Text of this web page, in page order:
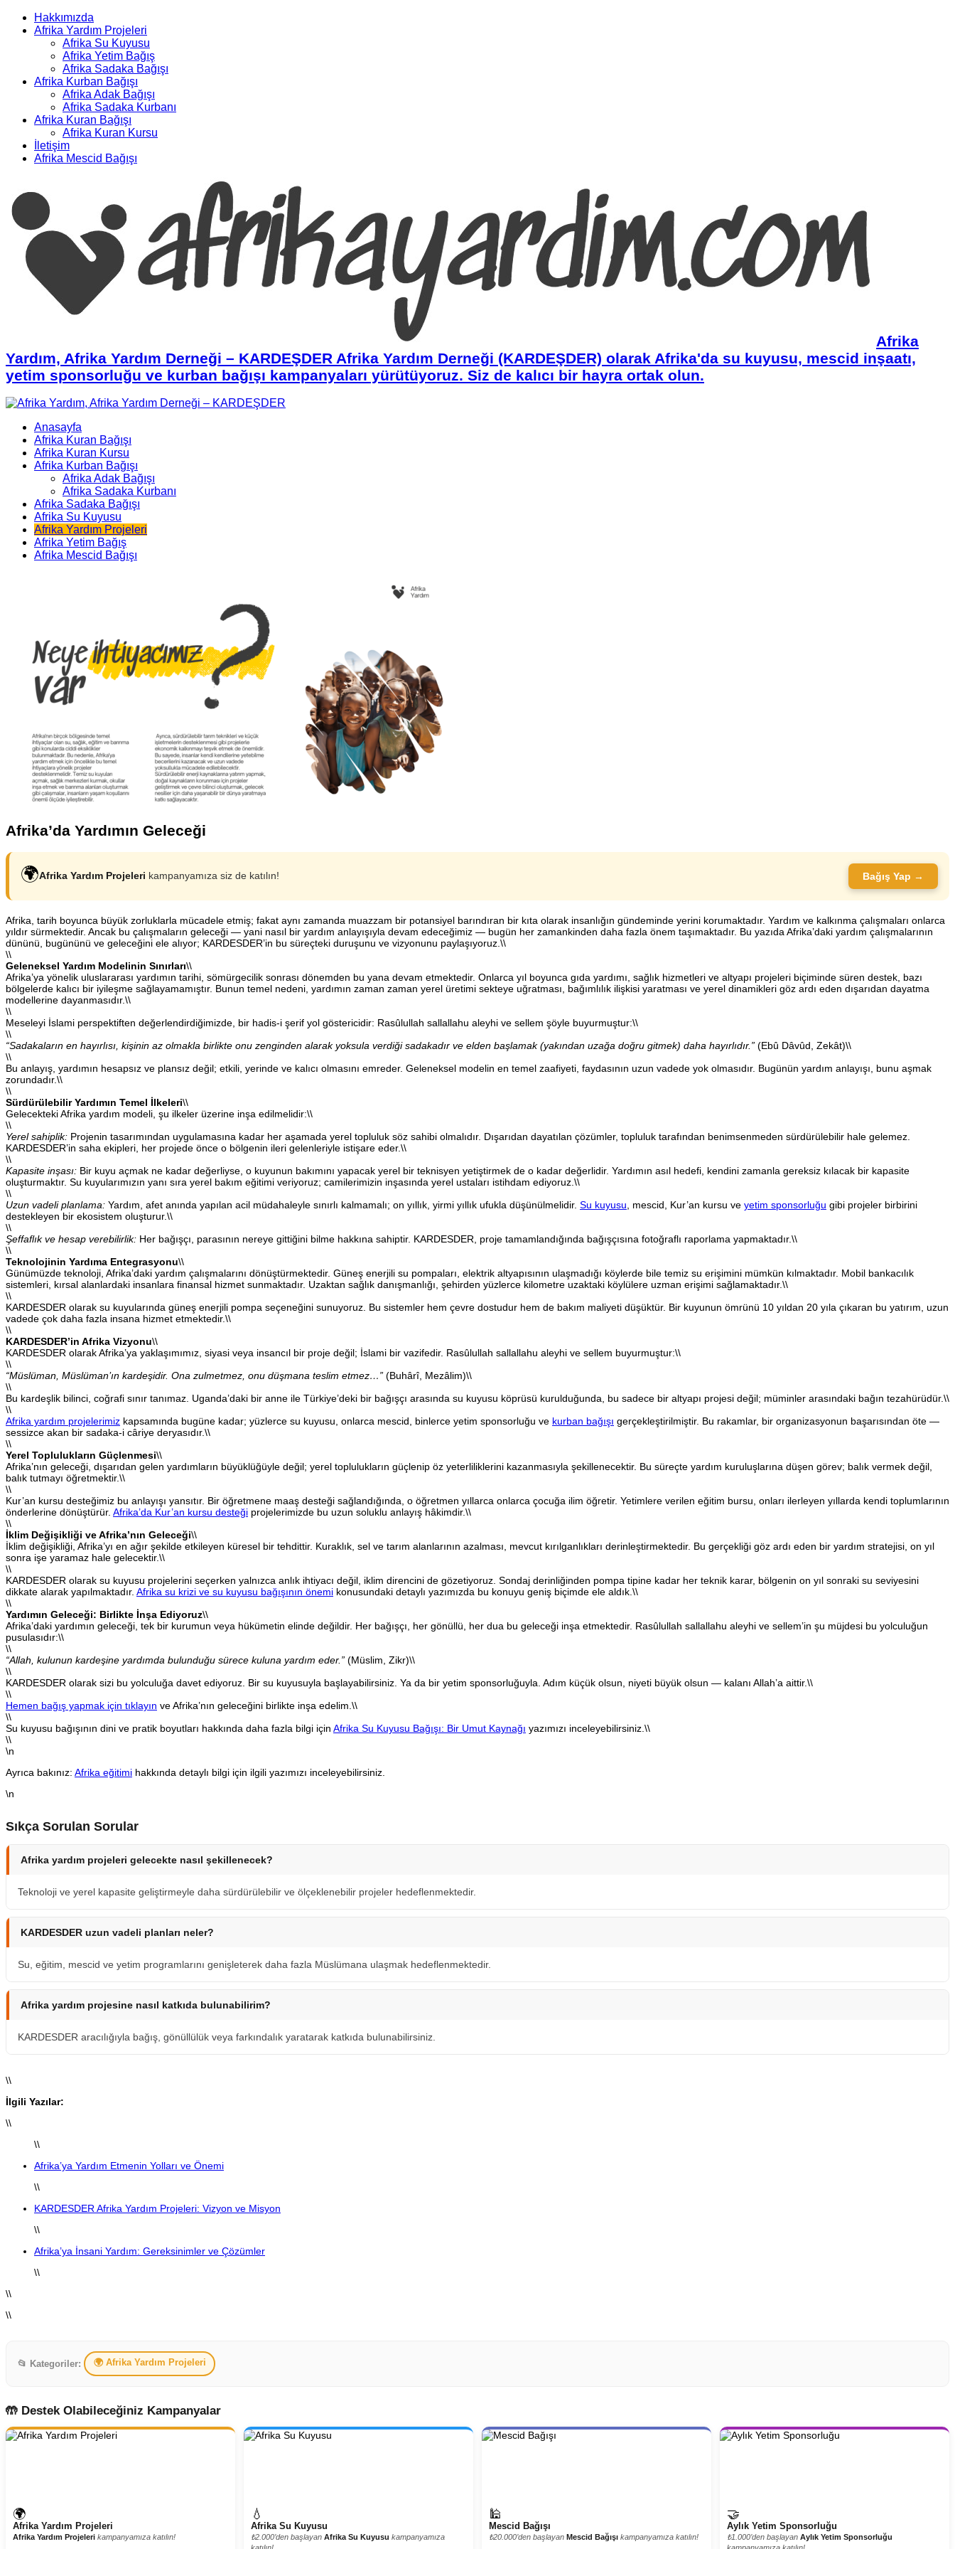
Hakkımızda
Afrika Yardım Projeleri
Afrika Su Kuyusu
Afrika Yetim Bağış
Afrika Sadaka Bağışı
Afrika Kurban Bağışı
Afrika Adak Bağışı
Afrika Sadaka Kurbanı
Afrika Kuran Bağışı
Afrika Kuran Kursu
İletişim
Afrika Mescid Bağışı
Afrika
Yardım, Afrika Yardım Derneği – KARDEŞDER Afrika Yardım Derneği (KARDEŞDER) olarak Afrika'da su kuyusu, mescid inşaatı,
yetim sponsorluğu ve kurban bağışı kampanyaları yürütüyoruz. Siz de kalıcı bir hayra ortak olun.
Anasayfa
Afrika Kuran Bağışı
Afrika Kuran Kursu
Afrika Kurban Bağışı
Afrika Adak Bağışı
Afrika Sadaka Kurbanı
Afrika Sadaka Bağışı
Afrika Su Kuyusu
Afrika Yardım Projeleri
Afrika Yetim Bağış
Afrika Mescid Bağışı
Afrika’da Yardımın Geleceği
🌍Afrika Yardım Projeleri kampanyamıza siz de katılın! Bağış Yap →
Afrika, tarih boyunca büyük zorluklarla mücadele etmiş; fakat aynı zamanda muazzam bir potansiyel barındıran bir kıta olarak insanlığın gündeminde yerini korumaktadır. Yardım ve kalkınma çalışmaları onlarca
yıldır sürmektedir. Ancak bu çalışmaların geleceği — yani nasıl bir yardım anlayışıyla devam edeceğimiz — bugün her zamankinden daha fazla önem taşımaktadır. Bu yazıda Afrika’daki yardım çalışmalarının
dününü, bugününü ve geleceğini ele alıyor; KARDESDER’in bu süreçteki duruşunu ve vizyonunu paylaşıyoruz.\\
\\
Geleneksel Yardım Modelinin Sınırları\\
Afrika’ya yönelik uluslararası yardımın tarihi, sömürgecilik sonrası dönemden bu yana devam etmektedir. Onlarca yıl boyunca gıda yardımı, sağlık hizmetleri ve altyapı projeleri biçiminde süren destek, bazı
bölgelerde kalıcı bir iyileşme sağlayamamıştır. Bunun temel nedeni, yardımın zaman zaman yerel üretimi sekteye uğratması, bağımlılık ilişkisi yaratması ve yerel dinamikleri göz ardı eden dışarıdan dayatma
modellerine dayanmasıdır.\\
\\
Meseleyi İslami perspektiften değerlendirdiğimizde, bir hadis-i şerif yol göstericidir: Rasûlullah sallallahu aleyhi ve sellem şöyle buyurmuştur:\\
\\
“Sadakaların en hayırlısı, kişinin az olmakla birlikte onu zenginden alarak yoksula verdiği sadakadır ve elden başlamak (yakından uzağa doğru gitmek) daha hayırlıdır.” (Ebû Dâvûd, Zekât)\\
\\
Bu anlayış, yardımın hesapsız ve plansız değil; etkili, yerinde ve kalıcı olmasını emreder. Geleneksel modelin en temel zaafiyeti, faydasının uzun vadede yok olmasıdır. Bugünün yardım anlayışı, bunu aşmak
zorundadır.\\
\\
Sürdürülebilir Yardımın Temel İlkeleri\\
Gelecekteki Afrika yardım modeli, şu ilkeler üzerine inşa edilmelidir:\\
\\
Yerel sahiplik: Projenin tasarımından uygulamasına kadar her aşamada yerel topluluk söz sahibi olmalıdır. Dışarıdan dayatılan çözümler, topluluk tarafından benimsenmeden sürdürülebilir hale gelemez.
KARDESDER’in saha ekipleri, her projede önce o bölgenin ileri gelenleriyle istişare eder.\\
\\
Kapasite inşası: Bir kuyu açmak ne kadar değerliyse, o kuyunun bakımını yapacak yerel bir teknisyen yetiştirmek de o kadar değerlidir. Yardımın asıl hedefi, kendini zamanla gereksiz kılacak bir kapasite
oluşturmaktır. Su kuyularımızın yanı sıra yerel bakım eğitimi veriyoruz; camilerimizin inşasında yerel ustaları istihdam ediyoruz.\\
\\
Uzun vadeli planlama: Yardım, afet anında yapılan acil müdahaleyle sınırlı kalmamalı; on yıllık, yirmi yıllık ufukla düşünülmelidir. Su kuyusu , mescid, Kur’an kursu ve yetim sponsorluğu gibi projeler birbirini
destekleyen bir ekosistem oluşturur.\\
\\
Şeffaflık ve hesap verebilirlik: Her bağışçı, parasının nereye gittiğini bilme hakkına sahiptir. KARDESDER, proje tamamlandığında bağışçısına fotoğraflı raporlama yapmaktadır.\\
\\
Teknolojinin Yardıma Entegrasyonu\\
Günümüzde teknoloji, Afrika’daki yardım çalışmalarını dönüştürmektedir. Güneş enerjili su pompaları, elektrik altyapısının ulaşmadığı köylerde bile temiz su erişimini mümkün kılmaktadır. Mobil bankacılık
sistemleri, kırsal alanlardaki insanlara finansal hizmet sunmaktadır. Uzaktan sağlık danışmanlığı, şehirden yüzlerce kilometre uzaktaki köylülere uzman erişimi sağlamaktadır.\\
\\
KARDESDER olarak su kuyularında güneş enerjili pompa seçeneğini sunuyoruz. Bu sistemler hem çevre dostudur hem de bakım maliyeti düşüktür. Bir kuyunun ömrünü 10 yıldan 20 yıla çıkaran bu yatırım, uzun
vadede çok daha fazla insana hizmet etmektedir.\\
\\
KARDESDER’in Afrika Vizyonu\\
KARDESDER olarak Afrika’ya yaklaşımımız, siyasi veya insancıl bir proje değil; İslami bir vazifedir. Rasûlullah sallallahu aleyhi ve sellem buyurmuştur:\\
\\
“Müslüman, Müslüman’ın kardeşidir. Ona zulmetmez, onu düşmana teslim etmez…” (Buhârî, Mezâlim)\\
\\
Bu kardeşlik bilinci, coğrafi sınır tanımaz. Uganda’daki bir anne ile Türkiye’deki bir bağışçı arasında su kuyusu köprüsü kurulduğunda, bu sadece bir altyapı projesi değil; müminler arasındaki bağın tezahürüdür.\\
\\
Afrika yardım projelerimiz kapsamında bugüne kadar; yüzlerce su kuyusu, onlarca mescid, binlerce yetim sponsorluğu ve kurban bağışı gerçekleştirilmiştir. Bu rakamlar, bir organizasyonun başarısından öte —
sessizce akan bir sadaka-i câriye deryasıdır.\\
\\
Yerel Toplulukların Güçlenmesi\\
Afrika’nın geleceği, dışarıdan gelen yardımların büyüklüğüyle değil; yerel toplulukların güçlenip öz yeterliliklerini kazanmasıyla şekillenecektir. Bu süreçte yardım kuruluşlarına düşen görev; balık vermek değil,
balık tutmayı öğretmektir.\\
\\
Kur’an kursu desteğimiz bu anlayışı yansıtır. Bir öğretmene maaş desteği sağlandığında, o öğretmen yıllarca onlarca çocuğa ilim öğretir. Yetimlere verilen eğitim bursu, onları ilerleyen yıllarda kendi toplumlarının
önderlerine dönüştürür. Afrika’da Kur’an kursu desteği projelerimizde bu uzun soluklu anlayış hâkimdir.\\
\\
İklim Değişikliği ve Afrika’nın Geleceği\\
İklim değişikliği, Afrika’yı en ağır şekilde etkileyen küresel bir tehdittir. Kuraklık, sel ve tarım alanlarının azalması, mevcut kırılganlıkları derinleştirmektedir. Bu gerçekliği göz ardı eden bir yardım stratejisi, on yıl
sonra işe yaramaz hale gelecektir.\\
\\
KARDESDER olarak su kuyusu projelerini seçerken yalnızca anlık ihtiyacı değil, iklim direncini de gözetiyoruz. Sondaj derinliğinden pompa tipine kadar her teknik karar, bölgenin on yıl sonraki su seviyesini
dikkate alarak yapılmaktadır. Afrika su krizi ve su kuyusu bağışının önemi konusundaki detaylı yazımızda bu konuyu geniş biçimde ele aldık.\\
\\
Yardımın Geleceği: Birlikte İnşa Ediyoruz\\
Afrika’daki yardımın geleceği, tek bir kurumun veya hükümetin elinde değildir. Her bağışçı, her gönüllü, her dua bu geleceği inşa etmektedir. Rasûlullah sallallahu aleyhi ve sellem’in şu müjdesi bu yolculuğun
pusulasıdır:\\
\\
“Allah, kulunun kardeşine yardımda bulunduğu sürece kuluna yardım eder.” (Müslim, Zikr)\\
\\
KARDESDER olarak sizi bu yolculuğa davet ediyoruz. Bir su kuyusuyla başlayabilirsiniz. Ya da bir yetim sponsorluğuyla. Adım küçük olsun, niyeti büyük olsun — kalanı Allah’a aittir.\\
\\
Hemen bağış yapmak için tıklayın ve Afrika’nın geleceğini birlikte inşa edelim.\\
\\
Su kuyusu bağışının dini ve pratik boyutları hakkında daha fazla bilgi için Afrika Su Kuyusu Bağışı: Bir Umut Kaynağı yazımızı inceleyebilirsiniz.\\
\\
\n
Ayrıca bakınız: Afrika eğitimi hakkında detaylı bilgi için ilgili yazımızı inceleyebilirsiniz.
\n
Sıkça Sorulan Sorular
Afrika yardım projeleri gelecekte nasıl şekillenecek?
Teknoloji ve yerel kapasite geliştirmeyle daha sürdürülebilir ve ölçeklenebilir projeler hedeflenmektedir.
KARDESDER uzun vadeli planları neler?
Su, eğitim, mescid ve yetim programlarını genişleterek daha fazla Müslümana ulaşmak hedeflenmektedir.
Afrika yardım projesine nasıl katkıda bulunabilirim?
KARDESDER aracılığıyla bağış, gönüllülük veya farkındalık yaratarak katkıda bulunabilirsiniz.
\\
İlgili Yazılar:
\\
\\
Afrika’ya Yardım Etmenin Yolları ve Önemi
\\
KARDESDER Afrika Yardım Projeleri: Vizyon ve Misyon
\\
Afrika’ya İnsani Yardım: Gereksinimler ve Çözümler
\\
\\
\\
📂 Kategoriler: 🌍 Afrika Yardım Projeleri
🤲 Destek Olabileceğiniz Kampanyalar
🌍
Afrika Yardım Projeleri
Afrika Yardım Projeleri kampanyamıza katılın!
💧
Afrika Su Kuyusu
₺2.000’den başlayan Afrika Su Kuyusu kampanyamıza
🕌
Mescid Bağışı
₺20.000’den başlayan Mescid Bağışı kampanyamıza katılın!
🤝
Aylık Yetim Sponsorluğu
₺1.000’den başlayan Aylık Yetim Sponsorluğu